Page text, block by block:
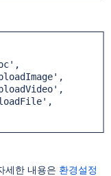
세한 내용은 환경설정